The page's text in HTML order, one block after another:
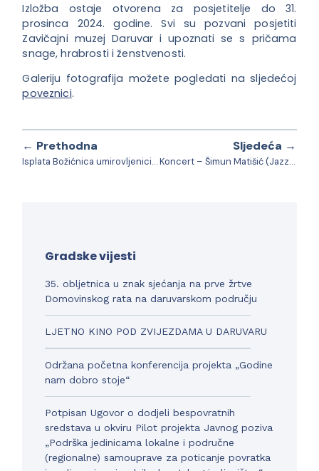
Izložba ostaje otvorena za posjetitelje do 31.
prosinca 2024. godine. Svi su pozvani posjetiti
Zavičajni muzej Daruvar i upoznati se s pričama
snage, hrabrosti i ženstvenosti.
Galeriju fotografija možete pogledati na sljedećoj
poveznici.
← Prethodna
Isplata Božićnica umirovljenicima
Sljedeća →
Koncert – Šimun Matišić (Jazz improvizacija)
Gradske vijesti
35. obljetnica u znak sjećanja na prve žrtve
Domovinskog rata na daruvarskom području
LJETNO KINO POD ZVIJEZDAMA U DARUVARU
Održana početna konferencija projekta „Godine
nam dobro stoje“
Potpisan Ugovor o dodjeli bespovratnih
sredstava u okviru Pilot projekta Javnog poziva
„Podrška jedinicama lokalne i područne
(regionalne) samouprave za poticanje povratka